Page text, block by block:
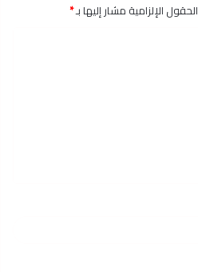
الحقول الإلزامية مشار إليها بـ*